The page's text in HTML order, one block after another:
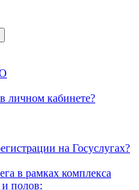
личном кабинете?
на Госуслугах?
в рамках комплекса
полов: